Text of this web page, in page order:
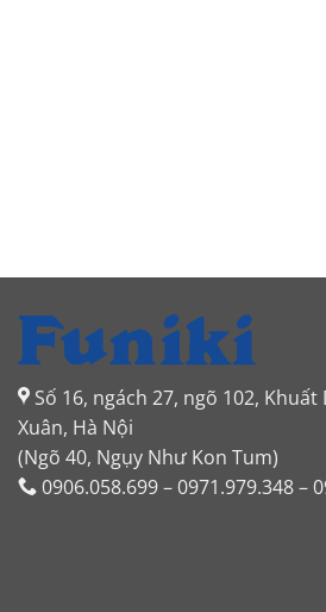
Số 16, ngách 27, ngõ 102, Khuất
Xuân, Hà Nội
(Ngõ 40, Ngụy Như Kon Tum)
0906.058.699 – 0971.979.348 –